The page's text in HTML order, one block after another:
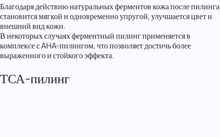
Благодаря действию натуральных ферментов кожа после пилинга
становится мягкой и одновременно упругой, улучшается цвет и
внешний вид кожи.
В некоторых случаях ферментный пилинг применяется в
комплексе с AHA-пилингом, что позволяет достичь более
выраженного и стойкого эффекта.
ТСА-пилинг